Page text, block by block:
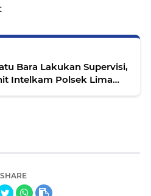
Bara Lakukan Supervisi,
Intelkam Polsek Lima
SHARE